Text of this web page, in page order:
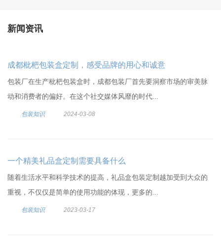
新闻资讯
成都枇杷包装盒定制，感受品牌的用心和诚意
包装厂在生产枇杷包装盒时，成都包装厂首先要洞察市场的审美脉
动和消费者的偏好。在这个社交媒体风靡的时代...
包装知识 2024-03-08
一个精美礼品盒定制需要具备什么
随着生活水平和科学技术的提高，礼品盒包装定制越加受到大众的
重视，不仅仅是简单的使用功能的体现，更多的...
包装知识 2023-03-17